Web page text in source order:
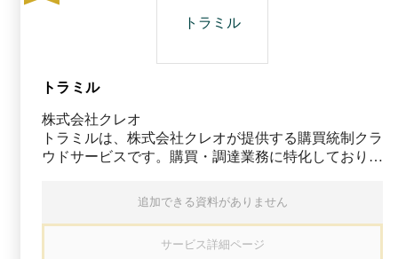
買の申請先、承認における階層構造を柔軟に設定可能
なだけではなく、間接材購買における分納にも対応し
ます。さらに、リーナー購買で取得できる購買データ
を出力できるため、間接材購買の実態把握、改善活動
トラミル
トラミル
株式会社クレオ
トラミルは、株式会社クレオが提供する購買統制クラ
ウドサービスです。購買・調達業務に特化しており、
のプロセスをデジタル化し、紙書類やExcelでの管理
から脱却してペーパーレス化やデータの一元管理を実
現できます。直接材・間接材の調達や、複数拠点で行
われる分散購買から購買部門への集中購買まで、あら
サービス詳細ページ
追加できる資料がありません